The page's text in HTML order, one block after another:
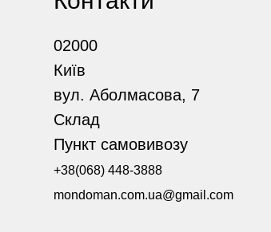
02000
Київ
вул. Аболмасова, 7
Склад
Пункт самовивозу
+38(068) 448-3888
mondoman.com.ua@gmail.com